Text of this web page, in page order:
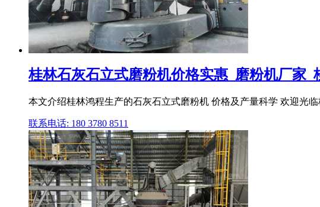
桂林石灰石立式磨粉机价格实惠_磨粉机厂家_
本文介绍桂林鸿程生产的石灰石立式磨粉机 价格及产量科学 欢迎光
联系电话: 180 3780 8511